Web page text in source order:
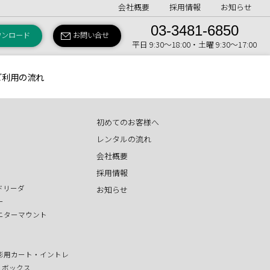
会社概要 採用情報 お知らせ
ロード お問い合せ 03-3481-6850
平日 9:30〜18:00・土曜 9:30〜17:00
利用の流れ
リーダ
ターマウント
用カート・イントレ
ックス
初めてのお客様へ
レンタルの流れ
会社概要
採用情報
お知らせ